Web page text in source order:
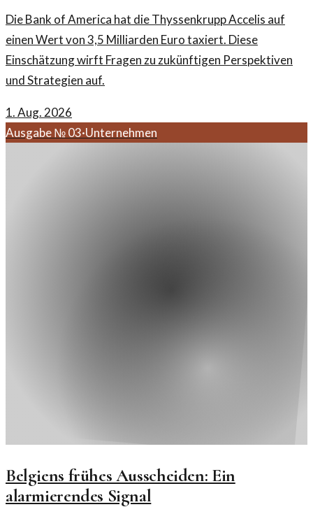
Die Bank of America hat die Thyssenkrupp Accelis auf
einen Wert von 3,5 Milliarden Euro taxiert. Diese
Einschätzung wirft Fragen zu zukünftigen Perspektiven
und Strategien auf.
1. Aug. 2026
Ausgabe №03·Unternehmen
Belgiens frühes Ausscheiden: Ein
alarmierendes Signal